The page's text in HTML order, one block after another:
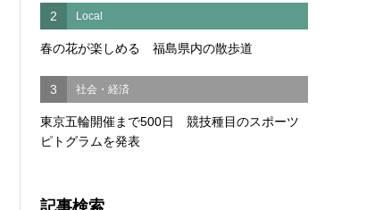
2 Local
春の花が楽しめる 福島県内の散歩道
3 社会・経済
東京五輪開催まで500日 競技種目のスポーツ
ピトグラムを発表
記事検索